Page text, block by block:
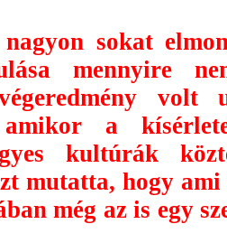
sokat
mennyire
volt
a
kultúrák
mutatta, hogy
még az is egy